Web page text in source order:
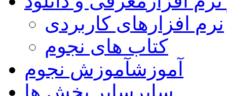
نرم افزارهای کاربردی
کتاب های نجوم
آموزشآموزش نجوم
سایر سایر بخش ها